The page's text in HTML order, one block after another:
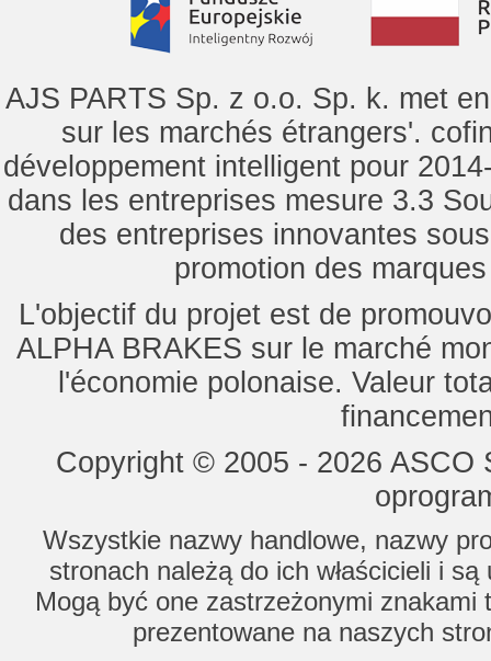
AJS PARTS Sp. z o.o. Sp. k. met
sur les marchés étrangers'.
développement intelligent pour
dans les entreprises mesure 3.3
des entreprises innovantes
promotion des
L'objectif du projet est de
ALPHA BRAKES sur le marché
l'économie polonaise. Valeur
Copyright © 2005 - 2026
Wszystkie nazwy handlowe, nazwy
stronach należą do ich właścicieli i
Mogą być one zastrzeżonymi znakami
prezentowane na naszych